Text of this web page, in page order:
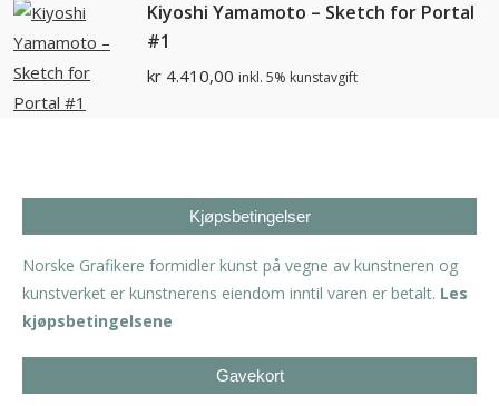
Kiyoshi Yamamoto – Sketch for Portal
#1
kr 4.410,00 inkl. 5% kunstavgift
Kjøpsbetingelser
Norske Grafikere formidler kunst på vegne av kunstneren og
kunstverket er kunstnerens eiendom inntil varen er betalt. Les
kjøpsbetingelsene
Gavekort